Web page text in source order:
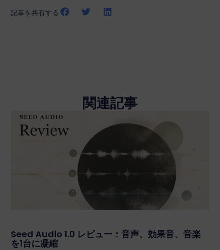
記事を共有する
関連記事
Seed Audio 1.0 レビュー：音声、効果音、音楽
を1台に凝縮